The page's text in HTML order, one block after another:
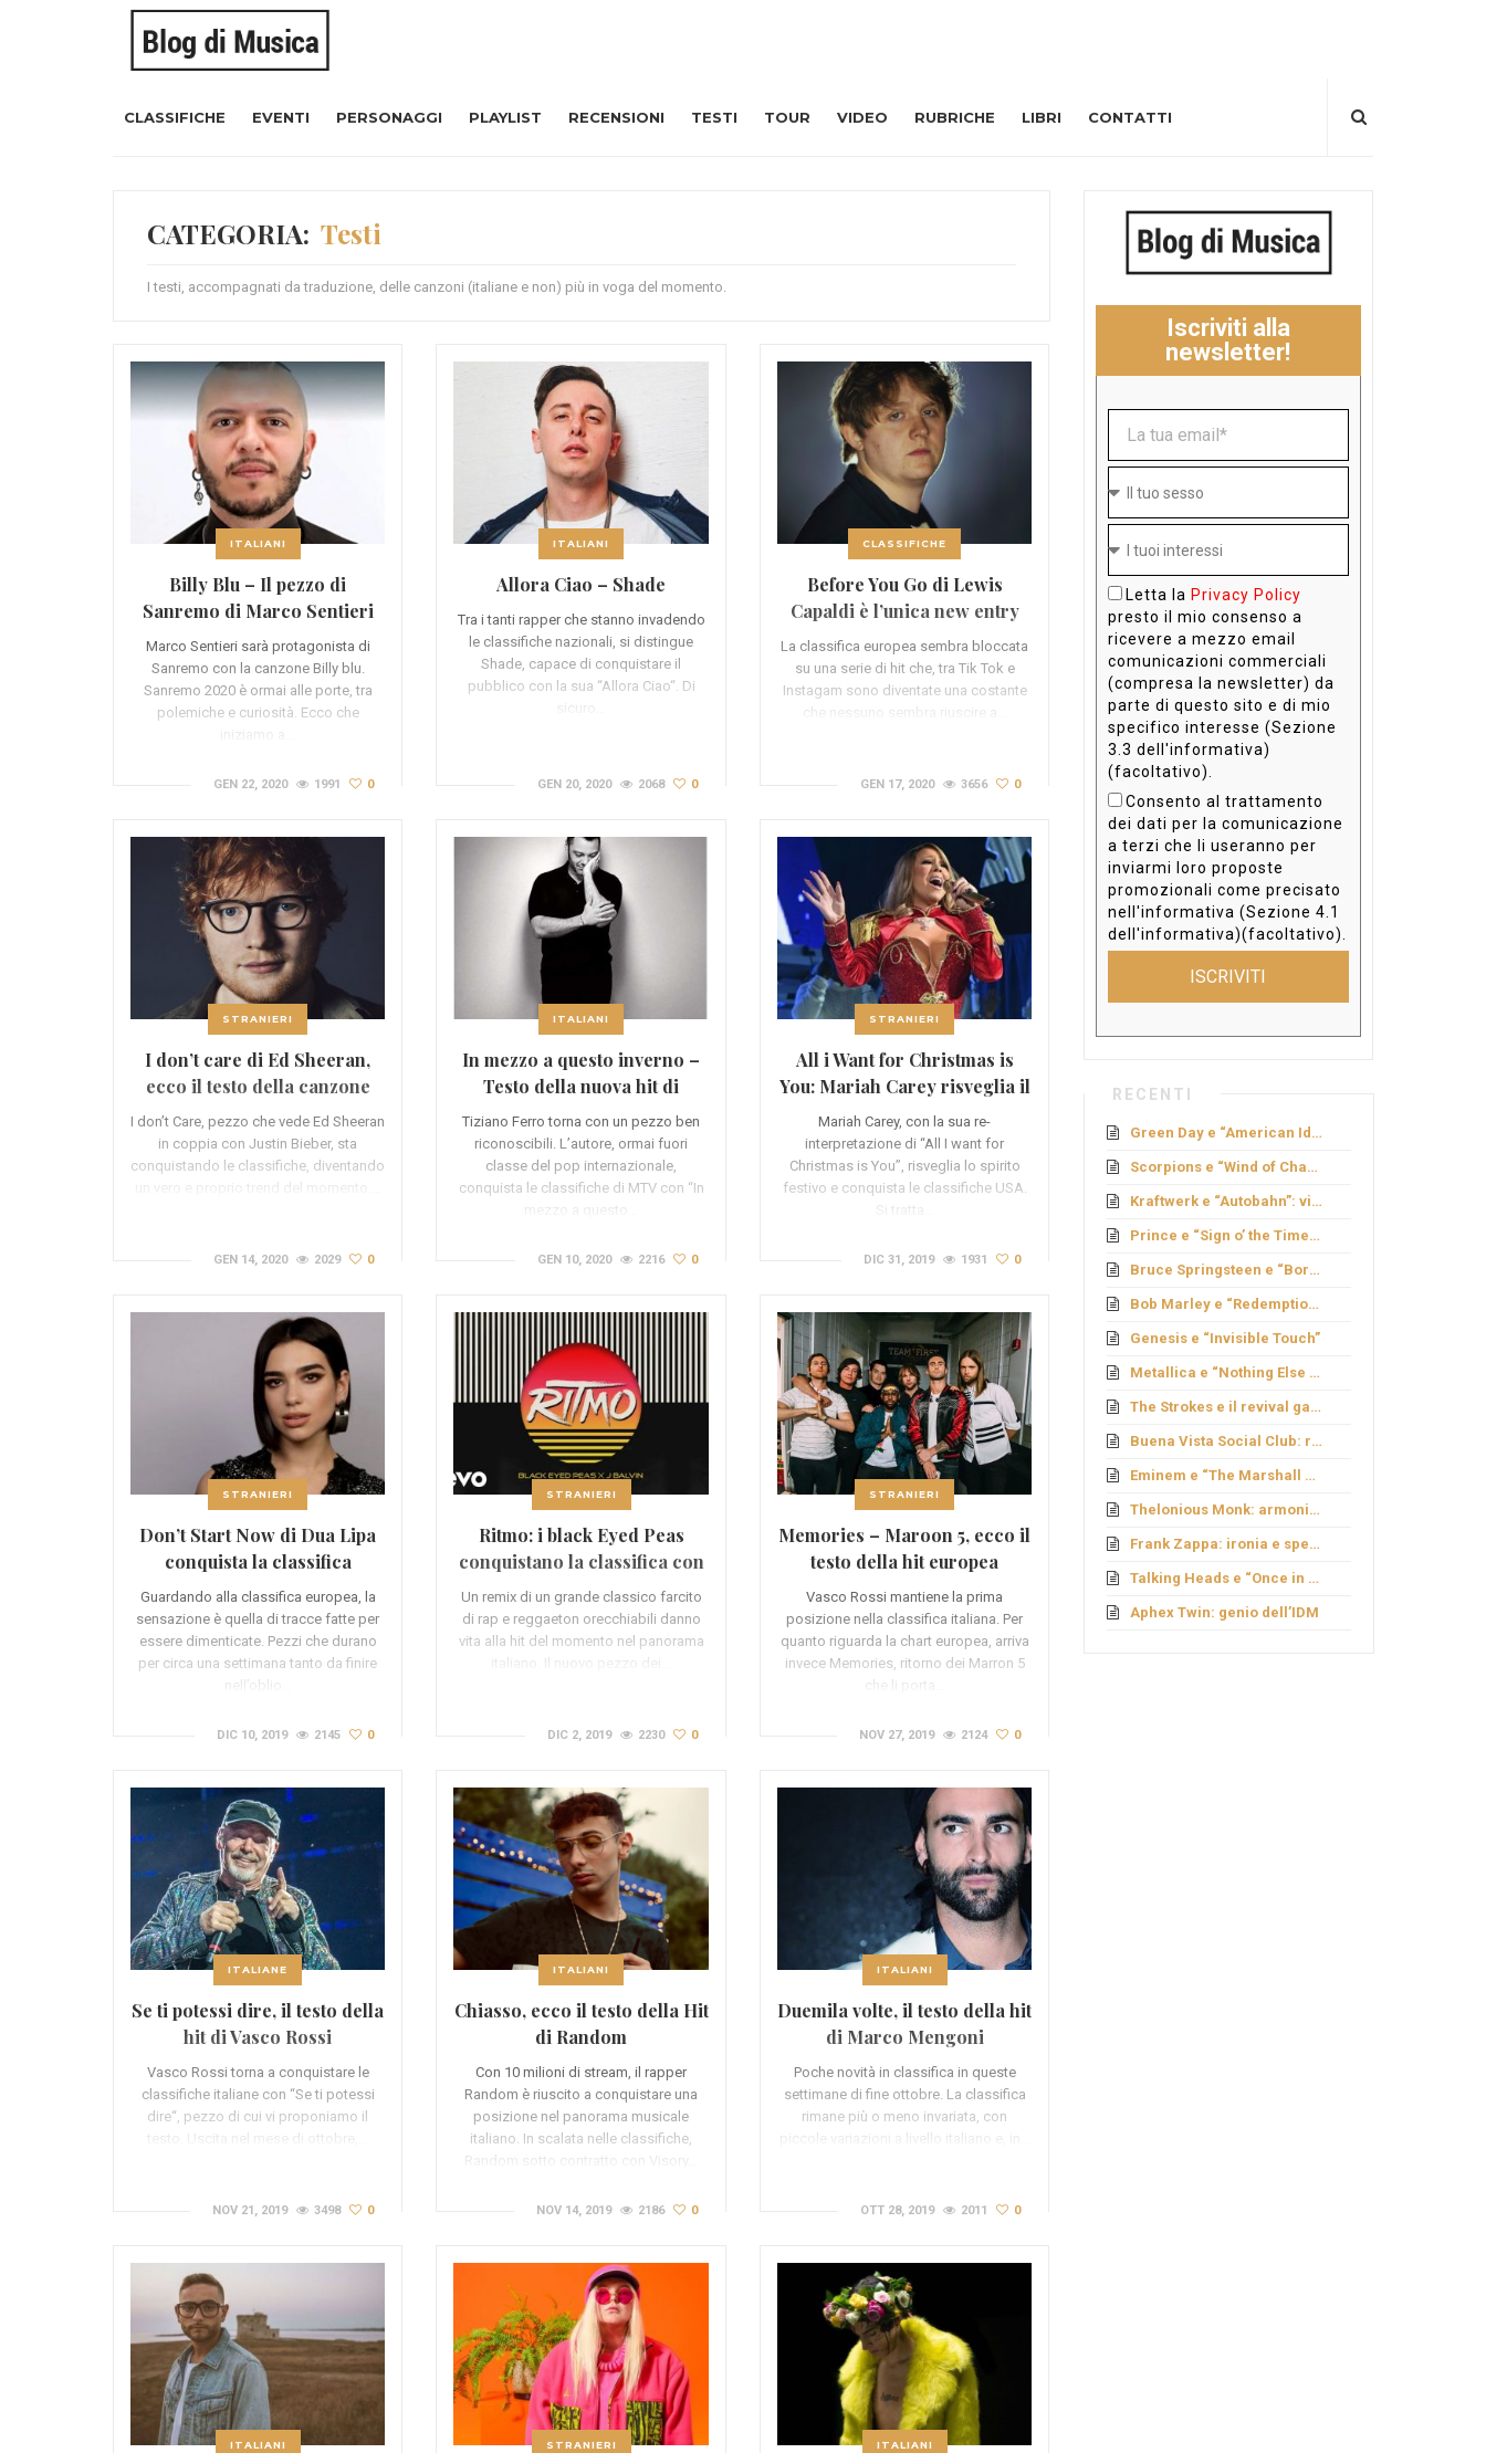
CLASSIFICHE EVENTI PERSONAGGI PLAYLIST RECENSIONI TESTI TOUR VIDEO RUBRICHE LIBRI CONTATTI
CATEGORIA: Testi
I testi, accompagnati da traduzione, delle canzoni (italiane e non) più in voga del momento.
ITALIANI
Billy Blu – Il pezzo di
Sanremo di Marco Sentieri
Marco Sentieri sarà protagonista di
Sanremo con la canzone Billy blu.
Sanremo 2020 è ormai alle porte, tra
polemiche e curiosità. Ecco che
GEN 22, 2020 1991 0
ITALIANI
Allora Ciao – Shade
Tra i tanti rapper che stanno invadendo
le classifiche nazionali, si distingue
Shade, capace di conquistare il
pubblico con la sua “Allora Ciao“. Di
GEN 20, 2020 2068 0
CLASSIFICHE
Before You Go di Lewis
Capaldi è l’unica new entry
della classifica europea
La classifica europea sembra bloccata
su una serie di hit che, tra Tik Tok e
Instagam sono diventate una costante
GEN 17, 2020 3656 0
STRANIERI
I don’t care di Ed Sheeran,
ecco il testo della canzone
trend del momento
I don’t Care, pezzo che vede Ed Sheeran
in coppia con Justin Bieber, sta
conquistando le classifiche, diventando
un vero e proprio trend del momento.…
GEN 14, 2020 2029 0
ITALIANI
In mezzo a questo inverno –
Testo della nuova hit di
Tiziano Ferro
Tiziano Ferro torna con un pezzo ben
riconoscibili. L’autore, ormai fuori
classe del pop internazionale,
conquista le classifiche di MTV con “In
mezzo a questo…
GEN 10, 2020 2216 0
STRANIERI
All i Want for Christmas is
You: Mariah Carey risveglia il
Natale
Mariah Carey, con la sua re-
interpretazione di “All I want for
Christmas is You”, risveglia lo spirito
festivo e conquista le classifiche USA.
Si tratta…
DIC 31, 2019 1931 0
STRANIERI
Don’t Start Now di Dua Lipa
conquista la classifica
europea
Guardando alla classifica europea, la
sensazione è quella di tracce fatte per
essere dimenticate. Pezzi che durano
per circa una settimana tanto da finire
nell’oblio…
DIC 10, 2019 2145 0
STRANIERI
Ritmo: i black Eyed Peas
conquistano la classifica con
un pezzo commerciale
Un remix di un grande classico farcito
di rap e reggaeton orecchiabili danno
vita alla hit del momento nel panorama
italiano. Il nuovo pezzo dei…
DIC 2, 2019 2230 0
STRANIERI
Memories – Maroon 5, ecco il
testo della hit europea
Vasco Rossi mantiene la prima
posizione nella classifica italiana. Per
quanto riguarda la chart europea, arriva
invece Memories, ritorno dei Marron 5
che li porta…
NOV 27, 2019 2124 0
ITALIANE
Se ti potessi dire, il testo della
hit di Vasco Rossi
Vasco Rossi torna a conquistare le
classifiche italiane con “Se ti potessi
dire“, pezzo di cui vi proponiamo il
testo. Uscita nel mese di ottobre,…
NOV 21, 2019 3498 0
ITALIANI
Chiasso, ecco il testo della Hit
di Random
Con 10 milioni di stream, il rapper
Random è riuscito a conquistare una
posizione nel panorama musicale
italiano. In scalata nelle classifiche,
Random sotto contratto con Visory…
NOV 14, 2019 2186 0
ITALIANI
Duemila volte, il testo della hit
di Marco Mengoni
Poche novità in classifica in queste
settimane di fine ottobre. La classifica
rimane più o meno invariata, con
piccole variazioni a livello italiano e, in…
OTT 28, 2019 2011 0
ITALIANI STRANIERI ITALIANI
Iscriviti alla
newsletter!
Letta la Privacy Policy
presto il mio consenso a
ricevere a mezzo email
comunicazioni commerciali
(compresa la newsletter) da
parte di questo sito e di mio
specifico interesse (Sezione
3.3 dell'informativa)
(facoltativo).
Consento al trattamento
dei dati per la comunicazione
a terzi che li useranno per
inviarmi loro proposte
promozionali come precisato
nell'informativa (Sezione 4.1
dell'informativa)(facoltativo).
ISCRIVITI
RECENTI
Green Day e “American Idiot”: rock politico
Scorpions e “Wind of Change”: caduta del Muro
Kraftwerk e “Autobahn”: viaggio elettronico
Prince e “Sign o’ the Times”: genio e provocazione
Bruce Springsteen e “Born to Run”: sogno americano
Bob Marley e “Redemption Song”
Genesis e “Invisible Touch”
Metallica e “Nothing Else Matters”: ballata metal
The Strokes e il revival garage
Buena Vista Social Club: rinascita cubana
Eminem e “The Marshall Mathers LP”
Thelonious Monk: armonie fuori schema
Frank Zappa: ironia e sperimentazione
Talking Heads e “Once in a Lifetime”
Aphex Twin: genio dell’IDM